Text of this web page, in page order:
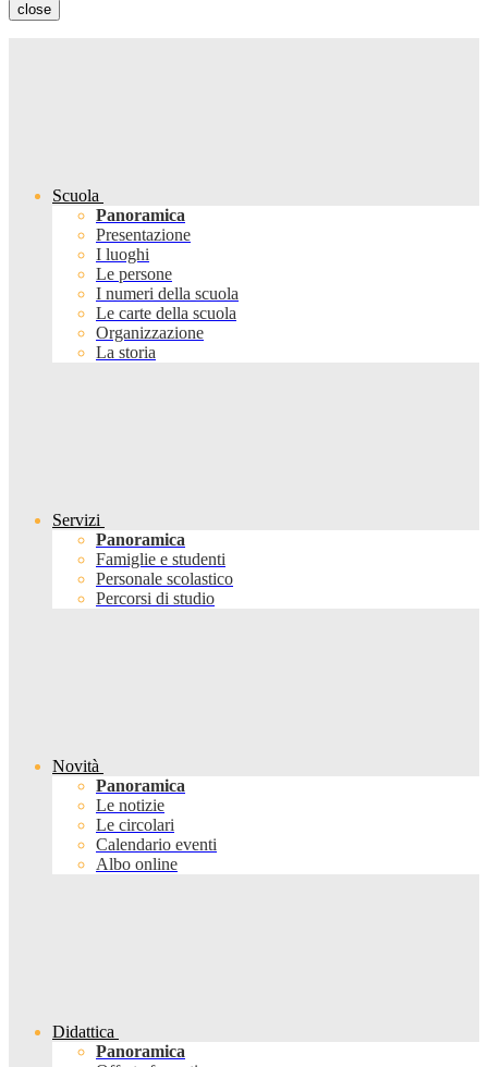
close
Scuola
Panoramica
Presentazione
I luoghi
Le persone
I numeri della scuola
Le carte della scuola
Organizzazione
La storia
Servizi
Panoramica
Famiglie e studenti
Personale scolastico
Percorsi di studio
Novità
Panoramica
Le notizie
Le circolari
Calendario eventi
Albo online
Didattica
Panoramica